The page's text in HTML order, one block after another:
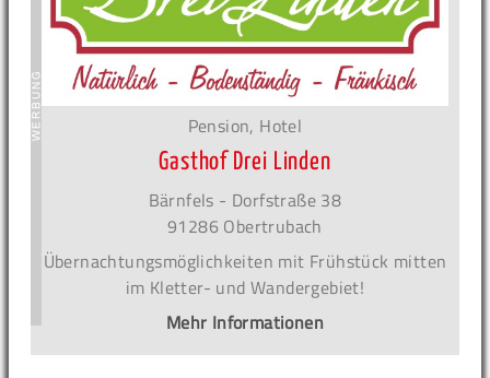
Pension, Hotel
Gasthof Drei Linden
Bärnfels - Dorfstraße 38
91286 Obertrubach
Übernachtungsmöglichkeiten mit Frühstück mitten
im Kletter- und Wandergebiet!
Mehr Informationen